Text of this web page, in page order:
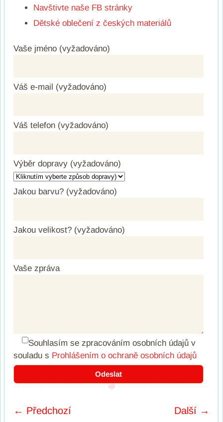
Navštivte naše FB stránky
Dětské oblečení z českých materiálů
Vaše jméno (vyžadováno)
Váš e-mail (vyžadováno)
Váš telefon (vyžadováno)
Výběr dopravy (vyžadováno)
Jakou barvu? (vyžadováno)
Jakou velikost? (vyžadováno)
Vaše zpráva
Souhlasím se zpracováním osobních údajů v
souladu s Prohlášením o ochraně osobních údajů
← Předchozí Další →